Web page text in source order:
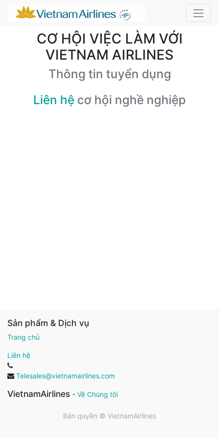
CƠ HỘI VIỆC LÀM VỚI
VIETNAM AIRLINES
Thông tin tuyển dụng
Liên hệ cơ hội nghề nghiệp
Sản phẩm & Dịch vụ
Trang chủ
Liên hệ
Telesales@vietnamairlines.com
VietnamAirlines - Về Chúng tôi
Bản quyền © VietnamAirlines